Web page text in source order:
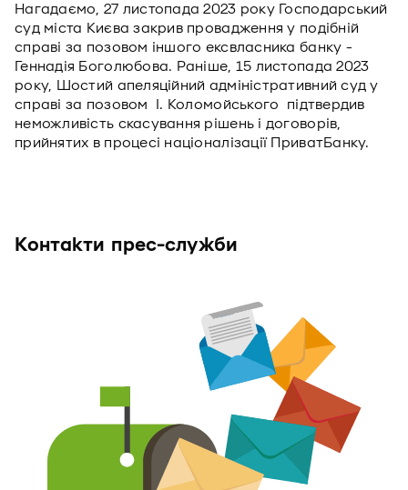
Нагадаємо, 27 листопада 2023 року Господарський
суд міста Києва закрив провадження у подібній
справі за позовом іншого ексвласника банку -
Геннадія Боголюбова. Раніше, 15 листопада 2023
року, Шостий апеляційний адміністративний суд у
справі за позовом І. Коломойського підтвердив
неможливість скасування рішень і договорів,
прийнятих в процесі націоналізації ПриватБанку.
Контакти прес-служби